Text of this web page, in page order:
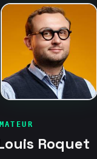
Roquet